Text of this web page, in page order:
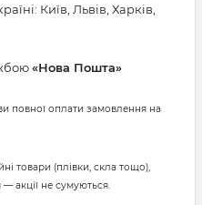
Київ, Львів, Харків,
«Нова Пошта»
повної оплати замовлення на
товари (плівки, скла тощо),
акції не сумуються.